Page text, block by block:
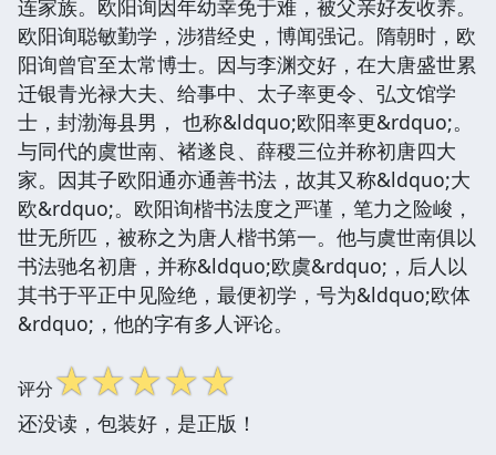
连家族。欧阳询因年幼幸免于难，被父亲好友收养。
欧阳询聪敏勤学，涉猎经史，博闻强记。隋朝时，欧
阳询曾官至太常博士。因与李渊交好，在大唐盛世累
迁银青光禄大夫、给事中、太子率更令、弘文馆学
士，封渤海县男， 也称&ldquo;欧阳率更&rdquo;。
与同代的虞世南、褚遂良、薛稷三位并称初唐四大
家。因其子欧阳通亦通善书法，故其又称&ldquo;大
欧&rdquo;。欧阳询楷书法度之严谨，笔力之险峻，
世无所匹，被称之为唐人楷书第一。他与虞世南俱以
书法驰名初唐，并称&ldquo;欧虞&rdquo;，后人以
其书于平正中见险绝，最便初学，号为&ldquo;欧体
&rdquo;，他的字有多人评论。
评分☆☆☆☆☆
还没读，包装好，是正版！